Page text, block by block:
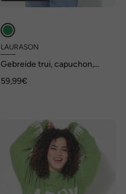
LAURASON
Gebreide trui, capuchon,
59,99€